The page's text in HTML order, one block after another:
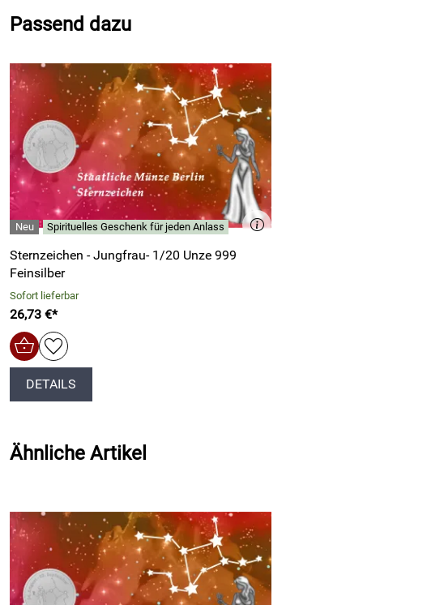
Durchmesser: 17 mm
Coin Card
Passend dazu
Spirituelles Geschenk für jeden Anlass
Sternzeichen - Jungfrau- 1/20 Unze 999
Feinsilber
Sofort lieferbar
26,73 €*
DETAILS
Ähnliche Artikel